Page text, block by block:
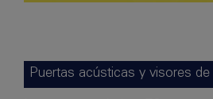
Puertas acústicas y visores